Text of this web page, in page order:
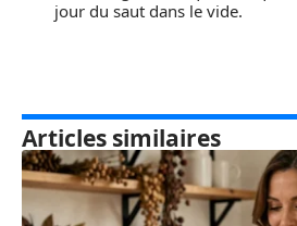
jour du saut dans le vide.
Articles similaires